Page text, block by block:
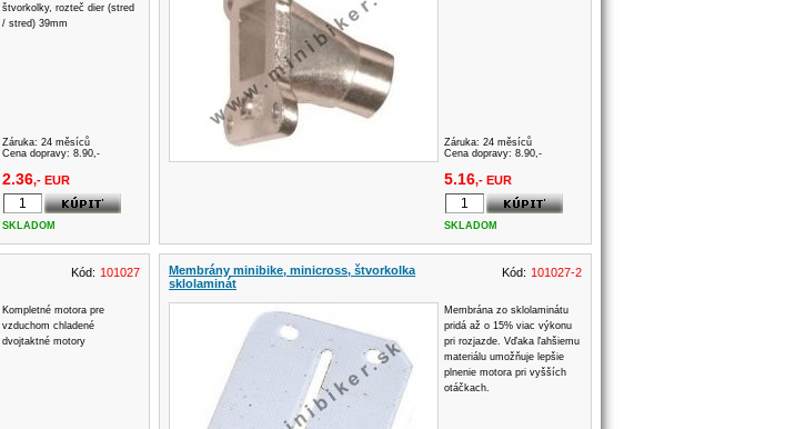
štvorkolky, rozteč dier (stred
/ stred) 39mm
Záruka: 24 měsíců
Cena dopravy: 8.90,-
2.36,- EUR
SKLADOM
Záruka: 24 měsíců
Cena dopravy: 8.90,-
5.16,- EUR
SKLADOM
Kód: 101027
Kompletné motora pre
vzduchom chladené
dvojtaktné motory
Membrány minibike, minicross, štvorkolka
sklolaminát
Kód: 101027-2
Membrána zo sklolaminátu
pridá až o 15% viac výkonu
pri rozjazde. Vďaka ľahšiemu
materiálu umožňuje lepšie
plnenie motora pri vyšších
otáčkach.